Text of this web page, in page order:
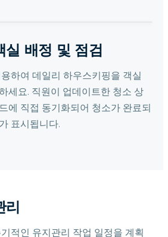
실 배정 및 점검
하여 데일리 하우스키핑을 객실
세요. 직원이 업데이트한 청소 상
에 직접 동기화되어 청소가 완료되
표시됩니다.
적인 유지관리 작업 일정을 계획